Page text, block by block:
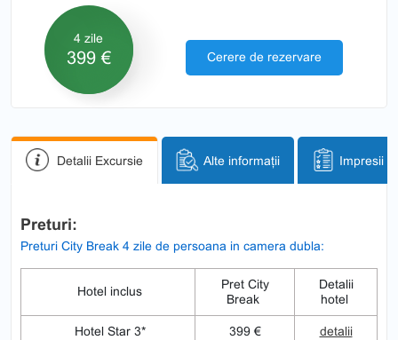
4 zile
399 € Cerere de rezervare
Detalii Excursie Alte informații Impresii
Preturi:
Preturi City Break 4 zile de persoana in camera dubla:
Hotel inclus
Pret City
Break
Detalii
hotel
Hotel Star 3* 399 € detalii